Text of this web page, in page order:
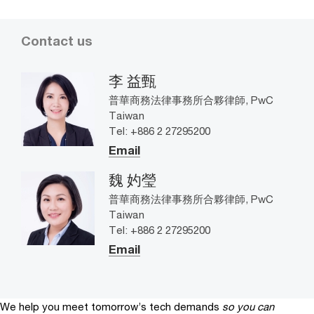
Contact us
李 益甄
普華商務法律事務所合夥律師, PwC
Taiwan
Tel: +886 2 27295200
Email
魏 妁瑩
普華商務法律事務所合夥律師, PwC
Taiwan
Tel: +886 2 27295200
Email
We help you meet tomorrow’s tech demands so you can